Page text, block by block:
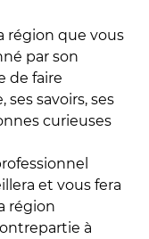
région que vous
par son
de faire
savoirs, ses
curieuses
et vous fera
région
à